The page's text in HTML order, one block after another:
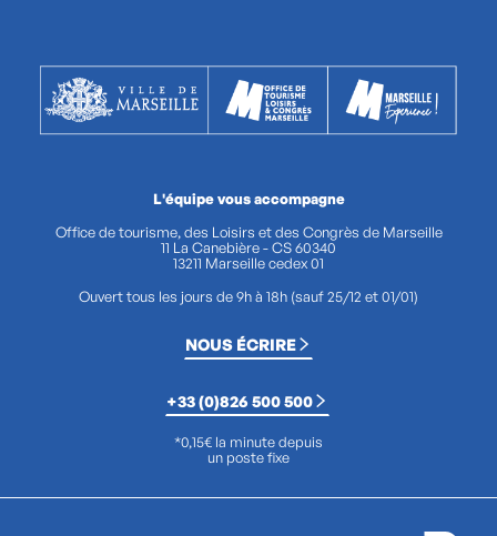
L'équipe vous accompagne
Office de tourisme, des Loisirs et des Congrès de Marseille
11 La Canebière - CS 60340
13211 Marseille cedex 01
Ouvert tous les jours de 9h à 18h (sauf 25/12 et 01/01)
NOUS ÉCRIRE
+33 (0)826 500 500
*0,15€ la minute depuis
un poste fixe